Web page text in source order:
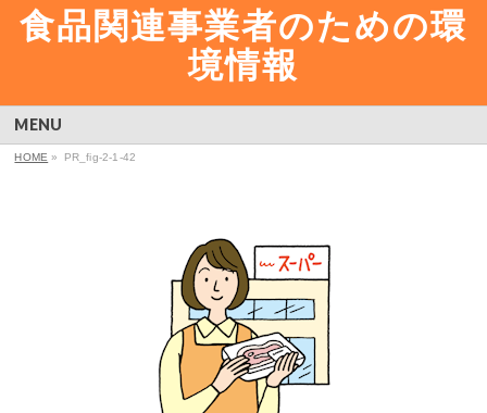
食品関連事業者のための環
境情報
MENU
HOME » PR_fig-2-1-42